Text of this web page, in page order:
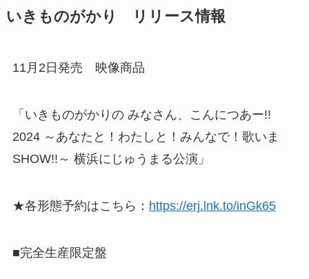
いきものがかり リリース情報
11月2日発売 映像商品
「いきものがかりの みなさん、こんにつあー!!
2024 ～あなたと！わたしと！みんなで！歌いま
SHOW!!～ 横浜にじゅうまる公演」
★各形態予約はこちら： https://erj.lnk.to/inGk65
■完全生産限定盤